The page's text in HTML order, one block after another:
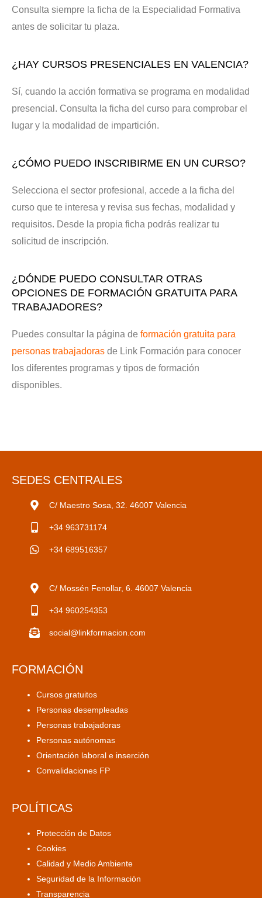
Consulta siempre la ficha de la Especialidad Formativa
antes de solicitar tu plaza.
¿HAY CURSOS PRESENCIALES EN VALENCIA?
Sí, cuando la acción formativa se programa en modalidad
presencial. Consulta la ficha del curso para comprobar el
lugar y la modalidad de impartición.
¿CÓMO PUEDO INSCRIBIRME EN UN CURSO?
Selecciona el sector profesional, accede a la ficha del
curso que te interesa y revisa sus fechas, modalidad y
requisitos. Desde la propia ficha podrás realizar tu
solicitud de inscripción.
¿DÓNDE PUEDO CONSULTAR OTRAS
OPCIONES DE FORMACIÓN GRATUITA PARA
TRABAJADORES?
Puedes consultar la página de formación gratuita para
personas trabajadoras de Link Formación para conocer
los diferentes programas y tipos de formación
disponibles.
SEDES CENTRALES
C/ Maestro Sosa, 32. 46007 Valencia
+34 963731174
+34 689516357
C/ Mossén Fenollar, 6. 46007 Valencia
+34 960254353
social@linkformacion.com
FORMACIÓN
Cursos gratuitos
Personas desempleadas
Personas trabajadoras
Personas autónomas
Orientación laboral e inserción
Convalidaciones FP
POLÍTICAS
Protección de Datos
Cookies
Calidad y Medio Ambiente
Seguridad de la Información
Transparencia